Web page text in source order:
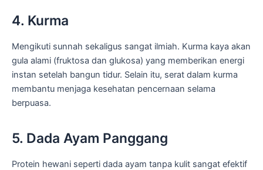
4. Kurma
Mengikuti sunnah sekaligus sangat ilmiah. Kurma kaya akan
gula alami (fruktosa dan glukosa) yang memberikan energi
instan setelah bangun tidur. Selain itu, serat dalam kurma
membantu menjaga kesehatan pencernaan selama
berpuasa.
5. Dada Ayam Panggang
Protein hewani seperti dada ayam tanpa kulit sangat efektif